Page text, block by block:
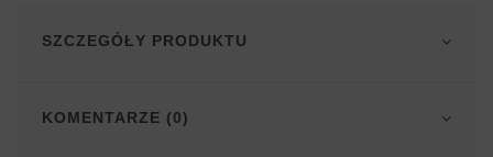
SZCZEGÓŁY PRODUKTU
KOMENTARZE (0)